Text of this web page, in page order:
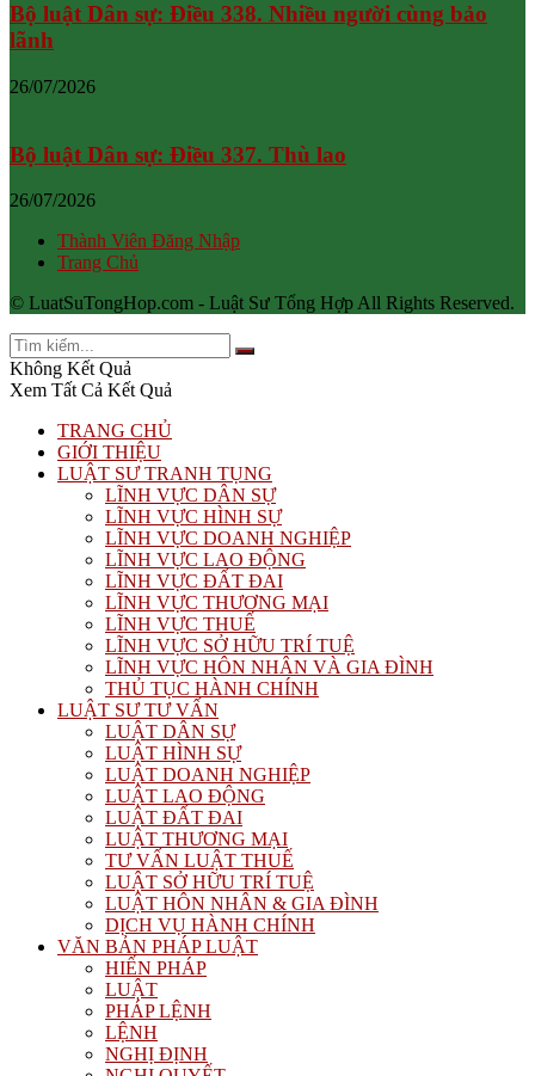
Bộ luật Dân sự: Điều 338. Nhiều người cùng bảo
lãnh
26/07/2026
Bộ luật Dân sự: Điều 337. Thù lao
26/07/2026
Thành Viên Đăng Nhập
Trang Chủ
© LuatSuTongHop.com - Luật Sư Tổng Hợp All Rights Reserved.
Không Kết Quả
Xem Tất Cả Kết Quả
TRANG CHỦ
GIỚI THIỆU
LUẬT SƯ TRANH TỤNG
LĨNH VỰC DÂN SỰ
LĨNH VỰC HÌNH SỰ
LĨNH VỰC DOANH NGHIỆP
LĨNH VỰC LAO ĐỘNG
LĨNH VỰC ĐẤT ĐAI
LĨNH VỰC THƯƠNG MẠI
LĨNH VỰC THUẾ
LĨNH VỰC SỞ HỮU TRÍ TUỆ
LĨNH VỰC HÔN NHÂN VÀ GIA ĐÌNH
THỦ TỤC HÀNH CHÍNH
LUẬT SƯ TƯ VẤN
LUẬT DÂN SỰ
LUẬT HÌNH SỰ
LUẬT DOANH NGHIỆP
LUẬT LAO ĐỘNG
LUẬT ĐẤT ĐAI
LUẬT THƯƠNG MẠI
TƯ VẤN LUẬT THUẾ
LUẬT SỞ HỮU TRÍ TUỆ
LUẬT HÔN NHÂN & GIA ĐÌNH
DỊCH VỤ HÀNH CHÍNH
VĂN BẢN PHÁP LUẬT
HIẾN PHÁP
LUẬT
PHÁP LỆNH
LỆNH
NGHỊ ĐỊNH